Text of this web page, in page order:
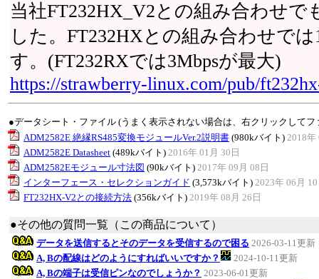
当社FT232HX_V2との組み合わせ
した。FT232HXとの組み合わせで
す。(FT232RXでは3Mbpsが最大)
https://strawberry-linux.com/pub/
●データシート・ファイル (うまく表示されない場合は、右クリックして
ADM2582E 絶縁RS485変換モジュールVer.2説明書 (980kバイト) 2018年
ADM2582E Datasheet (489kバイト) 2016年 01月 30日
ADM2582Eモジュール寸法図 (90kバイト) 2017年 09月 08日
インターフェース・セレクションガイド (3,573kバイト) 2023年 06月
FT232HX-V2との接続方法 (356kバイト) 2019年 08月 26日
●その他の質問一覧（この商品について）
データを送信するとそのデータを受信するので困る 2026-03-11更新
A, Bの配線はどのようにすればいいですか？
2024-10-11更新
A, Bの端子は受信ピンなのでしょうか？ 2023-06-01更新